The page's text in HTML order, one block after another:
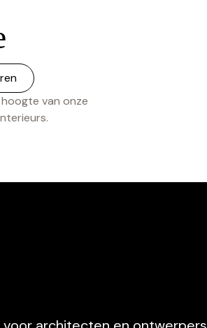
van onze